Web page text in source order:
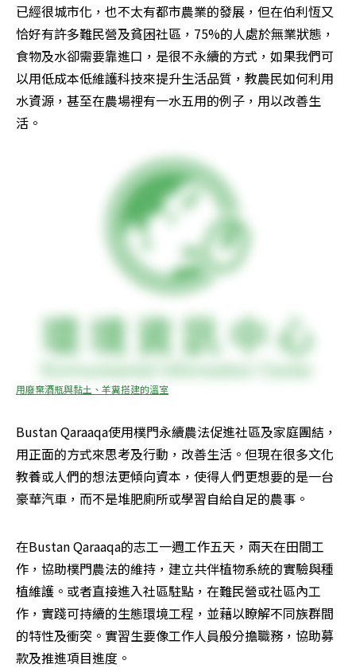
已經很城市化，也不太有都市農業的發展，但在伯利恆又
恰好有許多難民營及貧困社區，75%的人處於無業狀態，
食物及水卻需要靠進口，是很不永續的方式，如果我們可
以用低成本低維護科技來提升生活品質，教農民如何利用
水資源，甚至在農場裡有一水五用的例子，用以改善生
活。
用廢棄酒瓶與黏土、羊糞搭建的溫室
Bustan Qaraaqa使用樸門永續農法促進社區及家庭團結，
用正面的方式來思考及行動，改善生活。但現在很多文化
教養或人們的想法更傾向資本，使得人們更想要的是一台
豪華汽車，而不是堆肥廁所或學習自給自足的農事。
在Bustan Qaraaqa的志工一週工作五天，兩天在田間工
作，協助樸門農法的維持，建立共伴植物系統的實驗與種
植維護。或者直接進入社區駐點，在難民營或社區內工
作，實踐可持續的生態環境工程，並藉以瞭解不同族群間
的特性及衝突。實習生要像工作人員般分擔職務，協助募
款及推進項目進度。